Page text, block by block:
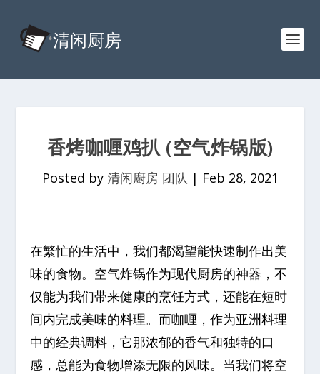
香烤咖喱鸡扒 (空气炸锅版)
Posted by 清闲廚房 团队 | Feb 28, 2021
在繁忙的生活中，我们都渴望能快速制作出美
味的食物。空气炸锅作为现代厨房的神器，不
仅能为我们带来健康的烹饪方式，还能在短时
间内完成美味的料理。而咖喱，作为亚洲料理
中的经典调料，它那浓郁的香气和独特的口
感，总能为食物增添无限的风味。当我们将空